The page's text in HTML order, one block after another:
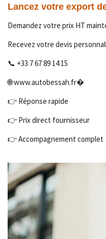
Lancez votre export
Demandez votre prix HT
Recevez votre devis
📞 +33 7 67 89 14 15
🌐 www.autobessah.fr⁠�
👉 Réponse rapide
👉 Prix direct fournisseur
👉 Accompagnement complet